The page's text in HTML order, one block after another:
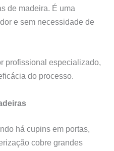
de madeira. É uma
e sem necessidade de
profissional especializado,
do processo.
há cupins em portas,
cobre grandes